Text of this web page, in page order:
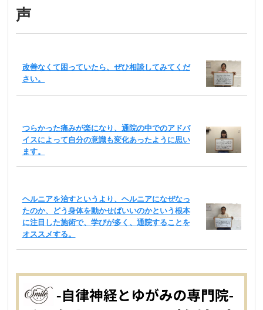
声
改善なくて困っていたら、ぜひ相談してみてくだ
さい。
つらかった痛みが楽になり、通院の中でのアドバ
イスによって自分の意識も変化あったように思い
ます。
ヘルニアを治すというより、ヘルニアになぜなっ
たのか、どう身体を動かせばいいのかという根本
に注目した施術で、学びが多く、通院することを
オススメする。